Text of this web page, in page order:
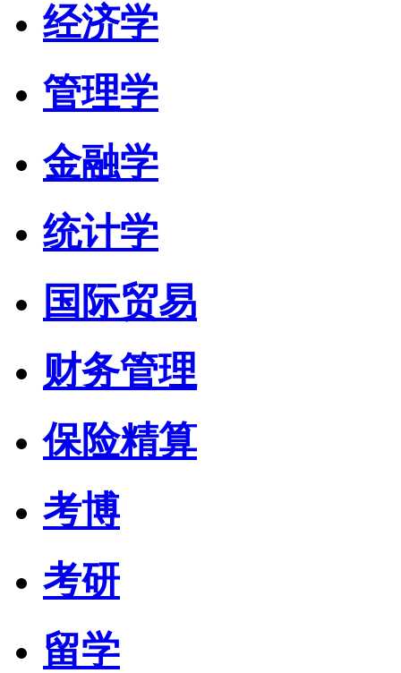
经济学
管理学
金融学
统计学
国际贸易
财务管理
保险精算
考博
考研
留学